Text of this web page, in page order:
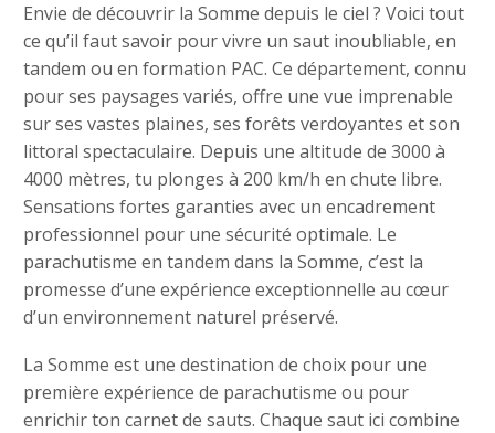
Envie de découvrir la Somme depuis le ciel ? Voici tout
ce qu’il faut savoir pour vivre un saut inoubliable, en
tandem ou en formation PAC. Ce département, connu
pour ses paysages variés, offre une vue imprenable
sur ses vastes plaines, ses forêts verdoyantes et son
littoral spectaculaire. Depuis une altitude de 3000 à
4000 mètres, tu plonges à 200 km/h en chute libre.
Sensations fortes garanties avec un encadrement
professionnel pour une sécurité optimale. Le
parachutisme en tandem dans la Somme, c’est la
promesse d’une expérience exceptionnelle au cœur
d’un environnement naturel préservé.
La Somme est une destination de choix pour une
première expérience de parachutisme ou pour
enrichir ton carnet de sauts. Chaque saut ici combine